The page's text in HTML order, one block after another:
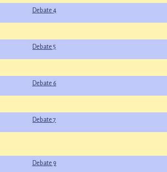
Debate 4
Debate 5
Debate 6
Debate 7
Debate 9